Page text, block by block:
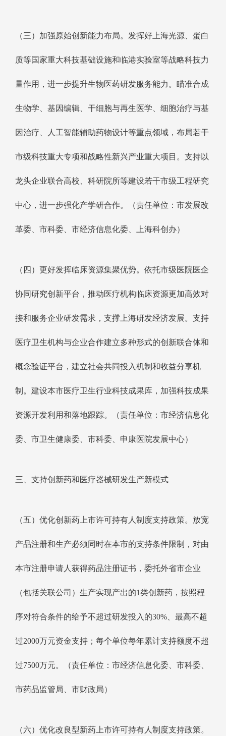
（三）加强原始创新能力布局。发挥好上海光源、蛋白
质等国家重大科技基础设施和临港实验室等战略科技力
量作用，进一步提升生物医药研发服务能力。瞄准合成
生物学、基因编辑、干细胞与再生医学、细胞治疗与基
因治疗、人工智能辅助药物设计等重点领域，布局若干
市级科技重大专项和战略性新兴产业重大项目。支持以
龙头企业联合高校、科研院所等建设若干市级工程研究
中心，进一步强化产学研合作。（责任单位：市发展改
革委、市科委、市经济信息化委、上海科创办）
（四）更好发挥临床资源集聚优势。依托市级医院医企
协同研究创新平台，推动医疗机构临床资源更加高效对
接和服务企业研发需求，支撑上海研发经济发展。支持
医疗卫生机构与企业合作建立多种形式的创新联合体和
概念验证平台，建立社会共同投入机制和收益分享机
制。建设本市医疗卫生行业科技成果库，加强科技成果
资源开发利用和落地跟踪。（责任单位：市经济信息化
委、市卫生健康委、市科委、申康医院发展中心）
三、支持创新药和医疗器械研发生产新模式
（五）优化创新药上市许可持有人制度支持政策。放宽
产品注册和生产必须同时在本市的支持条件限制，对由
本市注册申请人获得药品注册证书，委托外省市企业
（包括关联公司）生产实现产出的1类创新药，按照程
序对符合条件的给予不超过研发投入的30%、最高不超
过2000万元资金支持；每个单位每年累计支持额度不超
过7500万元。（责任单位：市经济信息化委、市科委、
市药品监管局、市财政局）
（六）优化改良型新药上市许可持有人制度支持政策。